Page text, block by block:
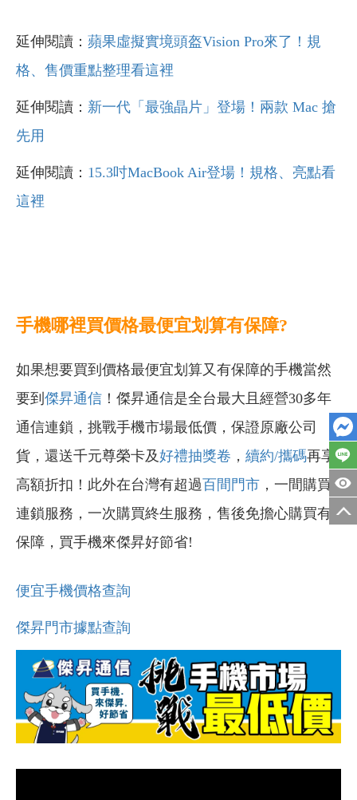
延伸閱讀： 蘋果虛擬實境頭盔Vision Pro來了！規
格、售價重點整理看這裡
延伸閱讀： 新一代「最強晶片」登場！兩款 Mac 搶
先用
延伸閱讀： 15.3吋MacBook Air登場！規格、亮點看
這裡
手機哪裡買價格最便宜划算有保障?
如果想要買到價格最便宜划算又有保障的手機當然
要到 傑昇通信 ！傑昇通信是全台最大且經營30多年
通信連鎖，挑戰手機市場最低價，保證原廠公司
貨，還送千元尊榮卡及好禮抽獎卷 ， 續約/攜碼再享
高額折扣！此外在台灣有超過百間門市 ，一間購買
連鎖服務，一次購買終生服務，售後免擔心購買有
保障，買手機來傑昇好節省!
便宜手機價格查詢
傑昇門市據點查詢